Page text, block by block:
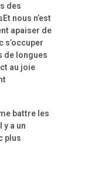
des
nous n’est
apaiser de
s’occuper
de longues
au joie
battre les
y a un
plus